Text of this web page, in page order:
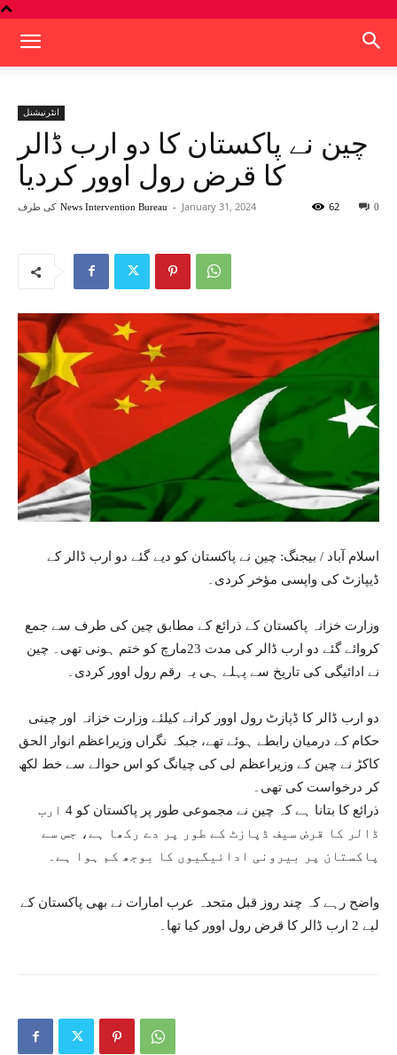
انٹرنیشنل
چین نے پاکستان کا دو ارب ڈالر
کا قرض رول اوور کردیا
کی طرف News Intervention Bureau - January 31, 2024 0
62
اسلام آباد / بیجنگ: چین نے پاکستان کو دیے گئے دو ارب ڈالر کے
ڈیپازٹ کی واپسی مؤخر کردی۔
وزارت خزانہ پاکستان کے ذرائع کے مطابق چین کی طرف سے جمع
کروائے گئے دو ارب ڈالر کی مدت 23مارچ کو ختم ہونی تھی۔ چین
نے ادائیگی کی تاریخ سے پہلے ہی یہ رقم رول اوور کردی۔
دو ارب ڈالر کا ڈپازٹ رول اوور کرانے کیلئے وزارت خزانہ اور چینی
حکام کے درمیان رابطے ہوئے تھے، جبکہ نگراں وزیراعظم انوار الحق
کاکڑ نے چین کے وزیراعظم لی کی چیانگ کو اس حوالے سے خط لکھ
کر درخواست کی تھی۔
ذرائع کا بتانا ہے کہ چین نے مجموعی طور پر پاکستان کو 4 ارب
ڈالر کا قرض سیف ڈپازٹ کے طور پر دے رکھا ہے، جس سے
پاکستان پر بیرونی ادائیگیوں کا بوجھ کم ہوا ہے۔
واضح رہے کہ چند روز قبل متحدہ عرب امارات نے بھی پاکستان کے
لیے 2 ارب ڈالر کا قرض رول اوور کیا تھا۔